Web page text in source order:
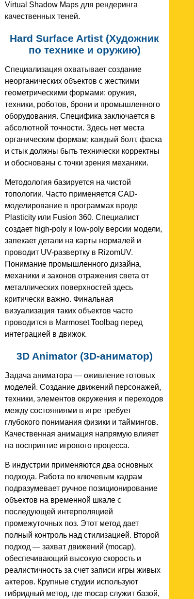
Virtual Shadow Maps для рендеринга
качественных теней.
Hard Surface Artist (Художник
по технике и оружию)
Специализация охватывает создание
неорганических объектов с жесткими
геометрическими формами: оружия,
техники, роботов, брони и промышленного
оборудования. Специфика заключается в
абсолютной точности. Здесь нет места
органическим формам; каждый болт, фаска
и стык должны быть технически корректны
и обоснованы с точки зрения механики.
Методология базируется на чистой
топологии. Часто применяется CAD-
моделирование в программах вроде
Plasticity или Fusion 360. Специалист
создает high-poly и low-poly версии модели,
запекает детали на карты нормалей и
проводит UV-развертку в RizomUV.
Понимание промышленного дизайна,
механики и законов отражения света от
металлических поверхностей здесь
критически важно. Финальная
визуализация таких объектов часто
проводится в Marmoset Toolbag перед
интеграцией в движок.
3D Animator (3D-аниматор)
Задача аниматора — оживление готовых
моделей. Создание движений персонажей,
техники, элементов окружения и переходов
между состояниями в игре требует
глубокого понимания физики и таймингов.
Качественная анимация напрямую влияет
на восприятие игрового процесса.
В индустрии применяются два основных
подхода. Работа по ключевым кадрам
подразумевает ручное позиционирование
объектов на временной шкале с
последующей интерполяцией
промежуточных поз. Этот метод дает
полный контроль над стилизацией. Второй
подход — захват движений (mocap),
обеспечивающий высокую скорость и
реалистичность за счет записи игры живых
актеров. Крупные студии используют
гибридный метод, где mocap служит базой,